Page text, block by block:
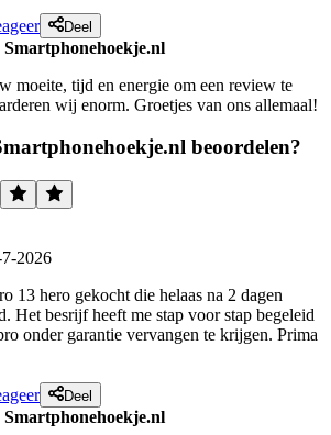
Deel
moeite, tijd en energie om een review te
wij enorm. Groetjes van ons allemaal!
beoordelen?
2026
13 hero gekocht die helaas na 2 dagen
Het besrijf heeft me stap voor stap begeleid
onder garantie vervangen te krijgen. Prima
Deel